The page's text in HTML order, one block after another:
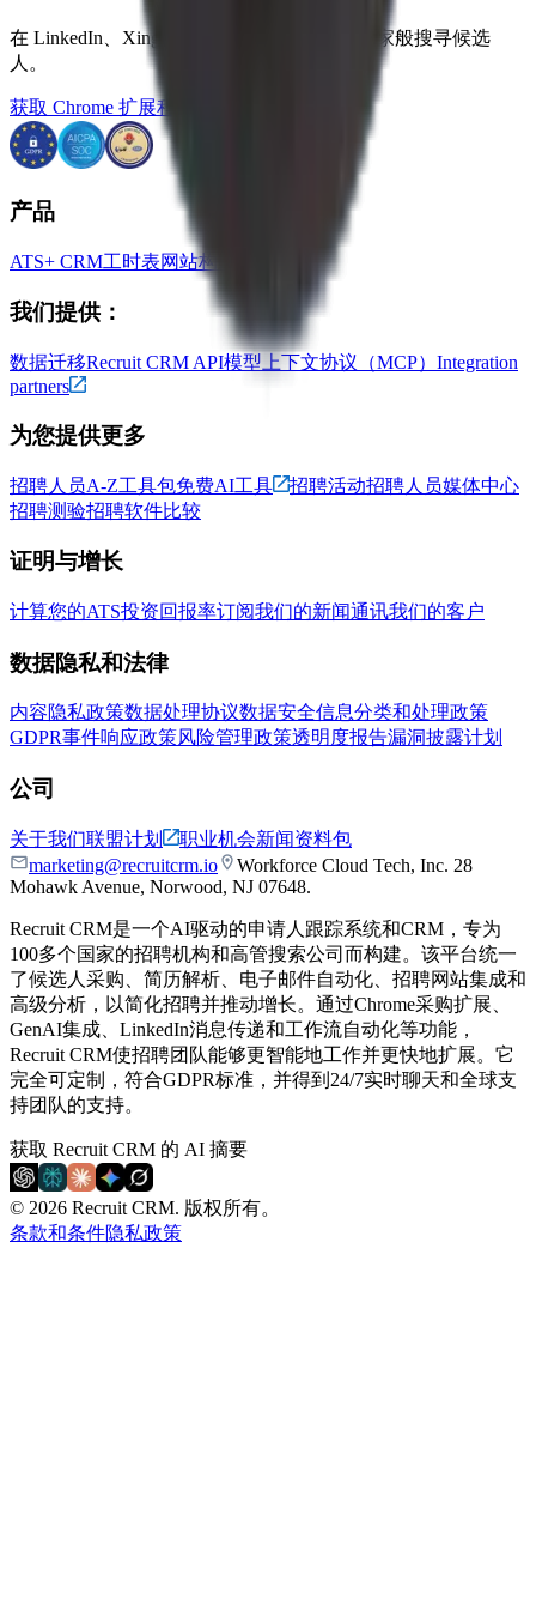
在 LinkedIn、Xing、ZoomInfo 等平台上如专家般搜寻候选
人。
获取 Chrome 扩展程序
产品
ATS+ CRM工时表网站构建器
我们提供：
数据迁移Recruit CRM API模型上下文协议（MCP） Integration
partners
为您提供更多
招聘人员A-Z工具包免费AI工具 招聘活动招聘人员媒体中心
招聘测验招聘软件比较
证明与增长
计算您的ATS投资回报率订阅我们的新闻通讯我们的客户
数据隐私和法律
内容隐私政策数据处理协议数据安全信息分类和处理政策
GDPR事件响应政策风险管理政策透明度报告漏洞披露计划
公司
关于我们联盟计划 职业机会新闻资料包
marketing@recruitcrm.io
Workforce Cloud Tech, Inc. 28
Mohawk Avenue, Norwood, NJ 07648.
Recruit CRM是一个AI驱动的申请人跟踪系统和CRM，专为
100多个国家的招聘机构和高管搜索公司而构建。该平台统一
了候选人采购、简历解析、电子邮件自动化、招聘网站集成和
高级分析，以简化招聘并推动增长。通过Chrome采购扩展、
GenAI集成、LinkedIn消息传递和工作流自动化等功能，
Recruit CRM使招聘团队能够更智能地工作并更快地扩展。它
完全可定制，符合GDPR标准，并得到24/7实时聊天和全球支
持团队的支持。
获取 Recruit CRM 的 AI 摘要
© 2026 Recruit CRM. 版权所有。
条款和条件隐私政策